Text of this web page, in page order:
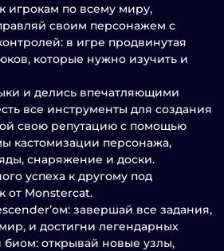
игрокам по всему миру,
своим персонажем с
в игре продвинутая
которые нужно изучить и
и делись впечатляющими
все инструменты для создания
свою репутацию с помощью
кастомизации персонажа,
снаряжение и доски.
успеха к другому под
от Monstercat.
завершай все задания,
и достигни легендарных
открывай новые узлы,